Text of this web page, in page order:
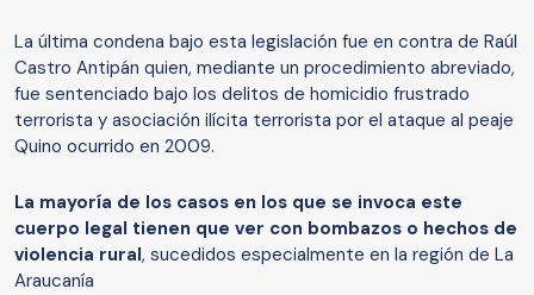
La última condena bajo esta legislación fue en contra de Raúl
Castro Antipán quien, mediante un procedimiento abreviado,
fue sentenciado bajo los delitos de homicidio frustrado
terrorista y asociación ilícita terrorista por el ataque al peaje
Quino ocurrido en 2009.
La mayoría de los casos en los que se invoca este
cuerpo legal tienen que ver con bombazos o hechos de
violencia rural, sucedidos especialmente en la región de La
Araucanía